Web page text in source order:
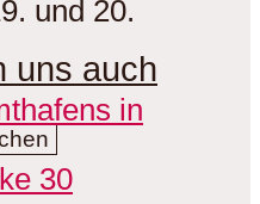
uns auch
und 20.
30